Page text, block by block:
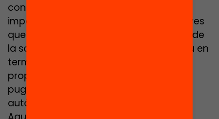
continuïtat educativa té
importants costos personals per als joves
que ho pateixen i també per al conjunt de
la societat. És, per tant, un aspecte clau en
termes de justícia social i una forma de
proporcionar les eines als joves perquè
puguin desenvolupar trajectòries vitals
autònomes i satisfactòries.